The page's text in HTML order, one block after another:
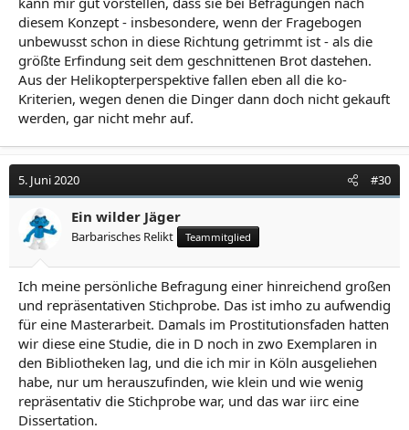
diesem Konzept - insbesondere, wenn der Fragebogen
unbewusst schon in diese Richtung getrimmt ist - als die
größte Erfindung seit dem geschnittenen Brot dastehen.
Aus der Helikopterperspektive fallen eben all die ko-
Kriterien, wegen denen die Dinger dann doch nicht gekauft
werden, gar nicht mehr auf.
5. Juni 2020 #30
Ein wilder Jäger
Barbarisches Relikt Teammitglied
Ich meine persönliche Befragung einer hinreichend großen
und repräsentativen Stichprobe. Das ist imho zu aufwendig
für eine Masterarbeit. Damals im Prostitutionsfaden hatten
wir diese eine Studie, die in D noch in zwo Exemplaren in
den Bibliotheken lag, und die ich mir in Köln ausgeliehen
habe, nur um herauszufinden, wie klein und wie wenig
repräsentativ die Stichprobe war, und das war iirc eine
Dissertation.